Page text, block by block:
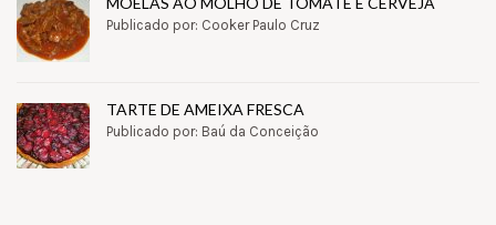
Publicado por: Cooker Paulo Cruz
TARTE DE AMEIXA FRESCA
Publicado por: Baú da Conceição